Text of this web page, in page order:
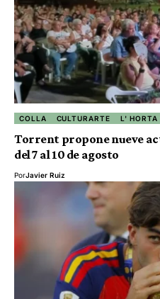
COLLA CULTURARTE L' HORTA
Torrent propone nueve
del 7 al 10 de agosto
PorJavier Ruiz